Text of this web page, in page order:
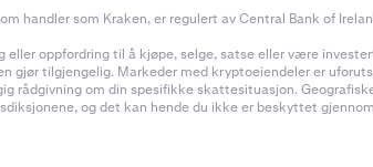
handler som Kraken, er regulert av Central Bank of
oppfordring til å kjøpe, selge, satse eller være
gjør tilgjengelig. Markeder med kryptoeiendeler er
rådgivning om din spesifikke skattesituasjon.
og det kan hende du ikke er beskyttet